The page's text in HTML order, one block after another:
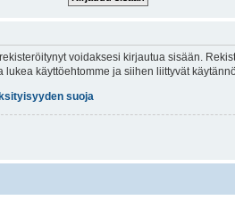
voidaksesi kirjautua sisään.
lukea käyttöehtomme ja siihen liittyvät
suoja